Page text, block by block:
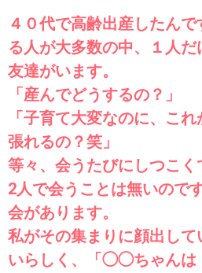
４０代で高齢出産したん
る人が大多数の中、１人
友達がいます。
「産んでどうするの？」
「子育て大変なのに、こ
張れるの？笑」
等々、会うたびにしつこく
2人で会うことは無いので
会があります。
私がその集まりに顔出し
いらしく、「◯◯ちゃんは